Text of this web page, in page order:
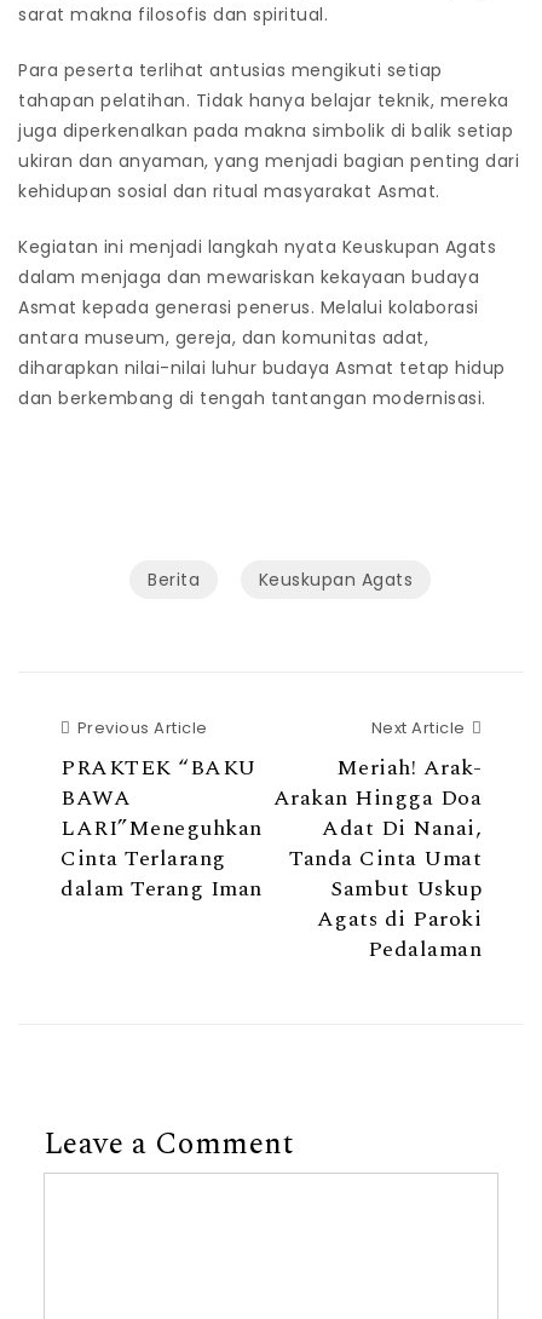
sarat makna filosofis dan spiritual.
Para peserta terlihat antusias mengikuti setiap
tahapan pelatihan. Tidak hanya belajar teknik, mereka
juga diperkenalkan pada makna simbolik di balik setiap
ukiran dan anyaman, yang menjadi bagian penting dari
kehidupan sosial dan ritual masyarakat Asmat.
Kegiatan ini menjadi langkah nyata Keuskupan Agats
dalam menjaga dan mewariskan kekayaan budaya
Asmat kepada generasi penerus. Melalui kolaborasi
antara museum, gereja, dan komunitas adat,
diharapkan nilai-nilai luhur budaya Asmat tetap hidup
dan berkembang di tengah tantangan modernisasi.
Berita Keuskupan Agats
Previous Article
PRAKTEK “BAKU
BAWA
LARI”Meneguhkan
Cinta Terlarang
dalam Terang Iman
Next Article
Meriah! Arak-
Arakan Hingga Doa
Adat Di Nanai,
Tanda Cinta Umat
Sambut Uskup
Agats di Paroki
Pedalaman
Leave a Comment